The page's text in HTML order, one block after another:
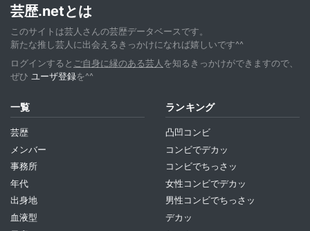
芸歴.netとは
このサイトは芸人さんの芸歴データベースです。
新たな推し芸人に出会えるきっかけになれば嬉しいです^^
ログインすると ご自身に縁のある芸人 を知るきっかけができますので、
ぜひ ユーザ登録を^^
一覧
芸歴
メンバー
事務所
年代
出身地
血液型
ランキング
凸凹コンビ
コンビでデカッ
コンビでちっさッ
女性コンビでデカッ
男性コンビでちっさッ
デカッ